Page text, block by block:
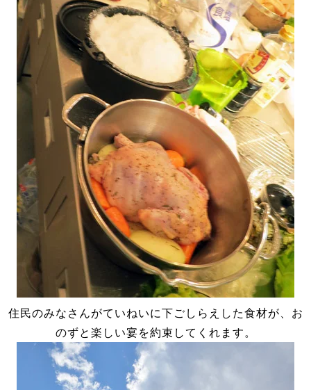
住民のみなさんがていねいに下ごしらえした食材が、お
のずと楽しい宴を約束してくれます。